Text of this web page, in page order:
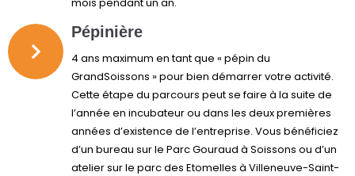
Pépinière
4 ans maximum en tant que « pépin du
GrandSoissons » pour bien démarrer votre activité.
Cette étape du parcours peut se faire à la suite de
l’année en incubateur ou dans les deux premières
années d’existence de l’entreprise. Vous bénéficiez
d’un bureau sur le Parc Gouraud à Soissons ou d’un
atelier sur le parc des Etomelles à Villeneuve-Saint-